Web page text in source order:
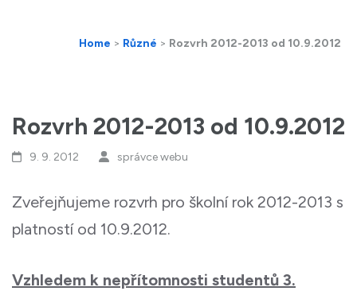
Home > Různé > Rozvrh 2012-2013 od 10.9.2012
Rozvrh 2012-2013 od 10.9.2012
9. 9. 2012 správce webu
Zveřejňujeme rozvrh pro školní rok 2012-2013 s
platností od 10.9.2012.
Vzhledem k nepřítomnosti studentů 3.